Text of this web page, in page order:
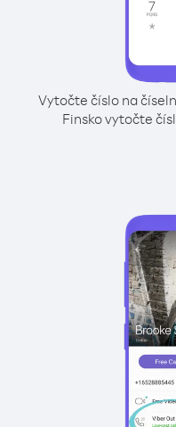
Vytočte číslo na
Finsko vytočte